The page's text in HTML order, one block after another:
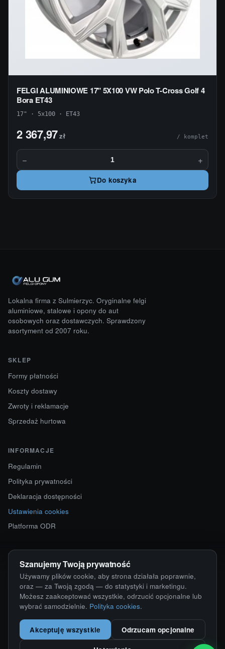
FELGI ALUMINIOWE 17" 5X100 VW Polo T-Cross Golf 4
Bora ET43
17" · 5x100 · ET43
2 367,97zł / komplet
− +
Do koszyka
Lokalna firma z Sulmierzyc. Oryginalne felgi
aluminiowe, stalowe i opony do aut
osobowych oraz dostawczych. Sprawdzony
asortyment od 2007 roku.
SKLEP
Formy płatności
Koszty dostawy
Zwroty i reklamacje
Sprzedaż hurtowa
INFORMACJE
Regulamin
Polityka prywatności
Deklaracja dostępności
Ustawienia cookies
Platforma ODR
KONTAKT
ul. Starokościelna 12
63-750 Sulmierzyce
792 171 171 · 791 110 055
alumy@alugum.pl
Szanujemy Twoją prywatność
Używamy plików cookie, aby strona działała poprawnie,
oraz — za Twoją zgodą — do statystyki i marketingu.
Możesz zaakceptować wszystkie, odrzucić opcjonalne lub
wybrać samodzielnie. Polityka cookies.
Akceptuję wszystkie Odrzucam opcjonalne